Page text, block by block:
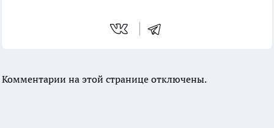
Комментарии на этой странице отключены.